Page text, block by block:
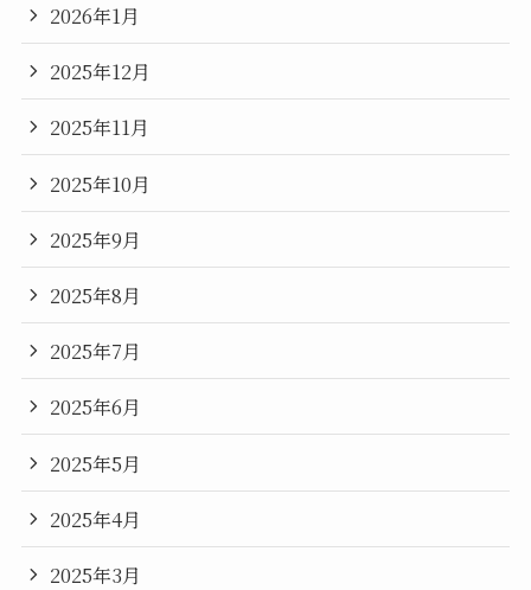
2026年1月
2025年12月
2025年11月
2025年10月
2025年9月
2025年8月
2025年7月
2025年6月
2025年5月
2025年4月
2025年3月